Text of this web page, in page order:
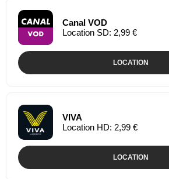
Canal VOD
Location SD: 2,99 €
LOCATION
VIVA
Location HD: 2,99 €
LOCATION